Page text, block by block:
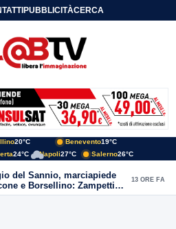
PUBBLICITÀCERCA
20°C Benevento19°C
24°C Napoli27°C Salerno26°C
del Sannio, marciapiede
e Borsellino: Zampetti e
alle polemiche
13 ORE FA